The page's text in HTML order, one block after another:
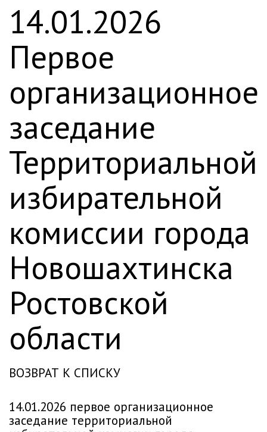
14.01.2026
Первое
организационное
заседание
Территориальной
избирательной
комиссии города
Новошахтинска
Ростовской
области
ВОЗВРАТ К СПИСКУ
14.01.2026 первое организационное
заседание территориальной